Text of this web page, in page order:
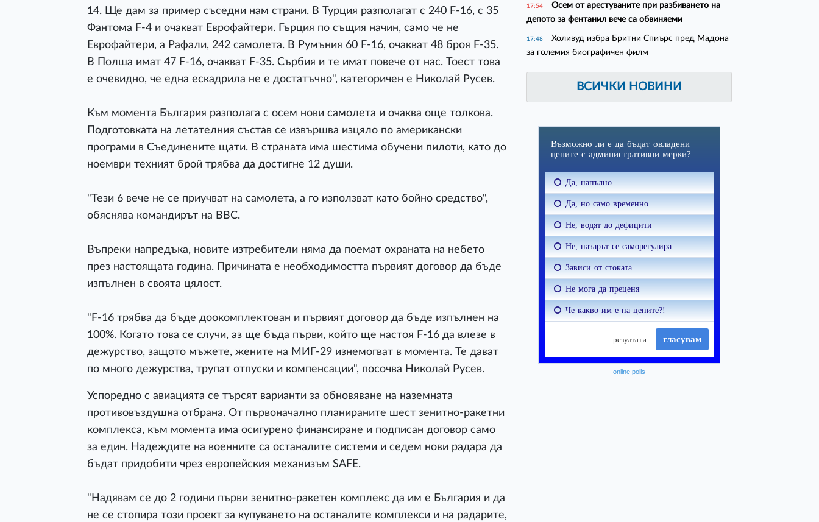
14. Ще дам за пример съседни нам страни. В Турция разполагат с 240 F-16, с 35
Фантома F-4 и очакват Еврофайтери. Гърция по същия начин, само че не
Еврофайтери, а Рафали, 242 самолета. В Румъния 60 F-16, очакват 48 броя F-35.
В Полша имат 47 F-16, очакват F-35. Сърбия и те имат повече от нас. Тоест това
е очевидно, че една ескадрила не е достатъчно", категоричен е Николай Русев.
Към момента България разполага с осем нови самолета и очаква още толкова.
Подготовката на летателния състав се извършва изцяло по американски
програми в Съединените щати. В страната има шестима обучени пилоти, като до
ноември техният брой трябва да достигне 12 души.
"Тези 6 вече не се приучват на самолета, а го използват като бойно средство",
обяснява командирът на ВВС.
Въпреки напредъка, новите изтребители няма да поемат охраната на небето
през настоящата година. Причината е необходимостта първият договор да бъде
изпълнен в своята цялост.
"F-16 трябва да бъде доокомплектован и първият договор да бъде изпълнен на
100%. Когато това се случи, аз ще бъда първи, който ще настоя F-16 да влезе в
дежурство, защото мъжете, жените на МИГ-29 изнемогват в момента. Те дават
по много дежурства, трупат отпуски и компенсации", посочва Николай Русев.
Успоредно с авиацията се търсят варианти за обновяване на наземната
противовъздушна отбрана. От първоначално планираните шест зенитно-ракетни
комплекса, към момента има осигурено финансиране и подписан договор само
за един. Надеждите на военните са останалите системи и седем нови радара да
бъдат придобити чрез европейския механизъм SAFE.
"Надявам се до 2 години първи зенитно-ракетен комплекс да им е България и да
не се стопира този проект за купуването на останалите комплекси и на радарите,
17:54
Осем от арестуваните при разбиването на
депото за фентанил вече са обвиняеми
17:48
Холивуд избра Бритни Спиърс пред Мадона
за големия биографичен филм
ВСИЧКИ НОВИНИ
online polls